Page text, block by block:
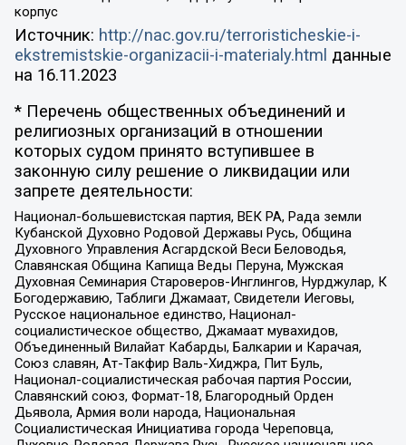
корпус
Источник: http://nac.gov.ru/terroristicheskie-i-
ekstremistskie-organizacii-i-materialy.html данные
на 16.11.2023
* Перечень общественных объединений и
религиозных организаций в отношении
которых судом принято вступившее в
законную силу решение о ликвидации или
запрете деятельности:
Национал-большевистская партия, ВЕК РА, Рада земли
Кубанской Духовно Родовой Державы Русь, Община
Духовного Управления Асгардской Веси Беловодья,
Славянская Община Капища Веды Перуна, Мужская
Духовная Семинария Староверов-Инглингов, Нурджулар, К
Богодержавию, Таблиги Джамаат, Свидетели Иеговы,
Русское национальное единство, Национал-
социалистическое общество, Джамаат мувахидов,
Объединенный Вилайат Кабарды, Балкарии и Карачая,
Союз славян, Ат-Такфир Валь-Хиджра, Пит Буль,
Национал-социалистическая рабочая партия России,
Славянский союз, Формат-18, Благородный Орден
Дьявола, Армия воли народа, Национальная
Социалистическая Инициатива города Череповца,